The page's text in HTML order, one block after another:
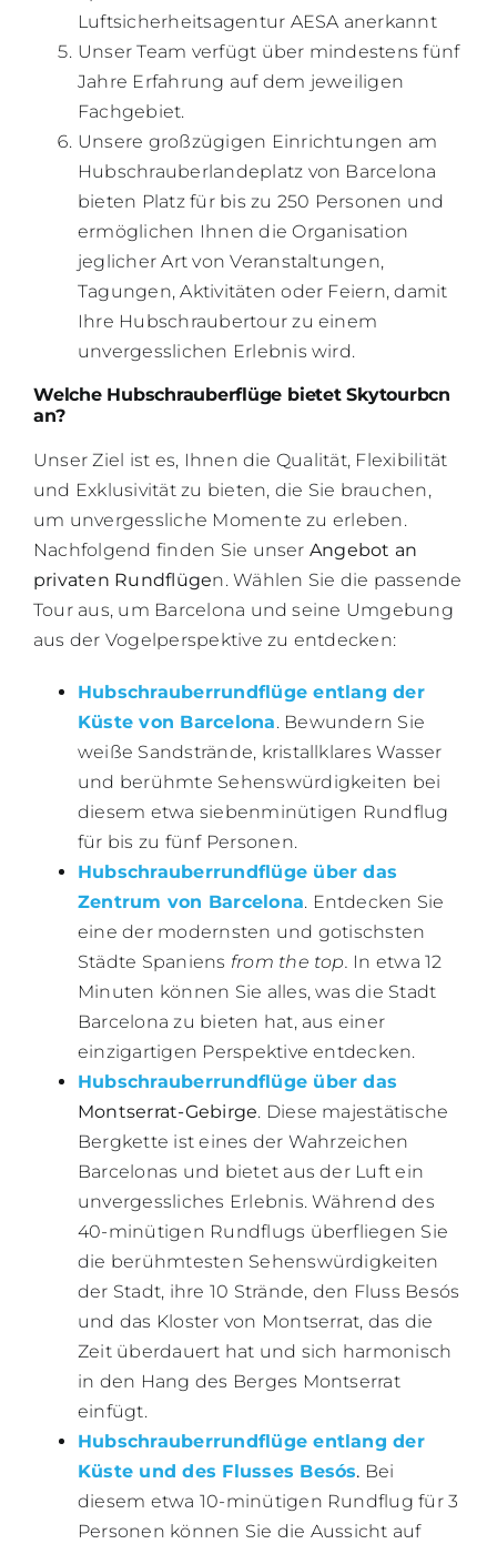
Luftsicherheitsagentur AESA anerkannt
Unser Team verfügt über mindestens fünf
Jahre Erfahrung auf dem jeweiligen
Fachgebiet.
Unsere großzügigen Einrichtungen am
Hubschrauberlandeplatz von Barcelona
bieten Platz für bis zu 250 Personen und
ermöglichen Ihnen die Organisation
jeglicher Art von Veranstaltungen,
Tagungen, Aktivitäten oder Feiern, damit
Ihre Hubschraubertour zu einem
unvergesslichen Erlebnis wird.
Welche Hubschrauberflüge bietet Skytourbcn
an?
Unser Ziel ist es, Ihnen die Qualität, Flexibilität
und Exklusivität zu bieten, die Sie brauchen,
um unvergessliche Momente zu erleben.
Nachfolgend finden Sie unser Angebot an
privaten Rundflügen. Wählen Sie die passende
Tour aus, um Barcelona und seine Umgebung
aus der Vogelperspektive zu entdecken:
Hubschrauberrundflüge entlang der
Küste von Barcelona. Bewundern Sie
weiße Sandstrände, kristallklares Wasser
und berühmte Sehenswürdigkeiten bei
diesem etwa siebenminütigen Rundflug
für bis zu fünf Personen.
Hubschrauberrundflüge über das
Zentrum von Barcelona. Entdecken Sie
eine der modernsten und gotischsten
Städte Spaniens from the top. In etwa 12
Minuten können Sie alles, was die Stadt
Barcelona zu bieten hat, aus einer
einzigartigen Perspektive entdecken.
Hubschrauberrundflüge über das
Montserrat-Gebirge. Diese majestätische
Bergkette ist eines der Wahrzeichen
Barcelonas und bietet aus der Luft ein
unvergessliches Erlebnis. Während des
40-minütigen Rundflugs überfliegen Sie
die berühmtesten Sehenswürdigkeiten
der Stadt, ihre 10 Strände, den Fluss Besós
und das Kloster von Montserrat, das die
Zeit überdauert hat und sich harmonisch
in den Hang des Berges Montserrat
einfügt.
Hubschrauberrundflüge entlang der
Küste und des Flusses Besós. Bei
diesem etwa 10-minütigen Rundflug für 3
Personen können Sie die Aussicht auf